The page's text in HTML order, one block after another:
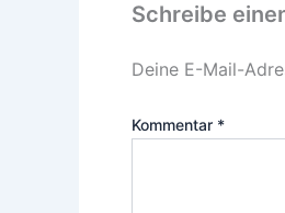
Schreibe
Deine E-Mail-
Kommentar *